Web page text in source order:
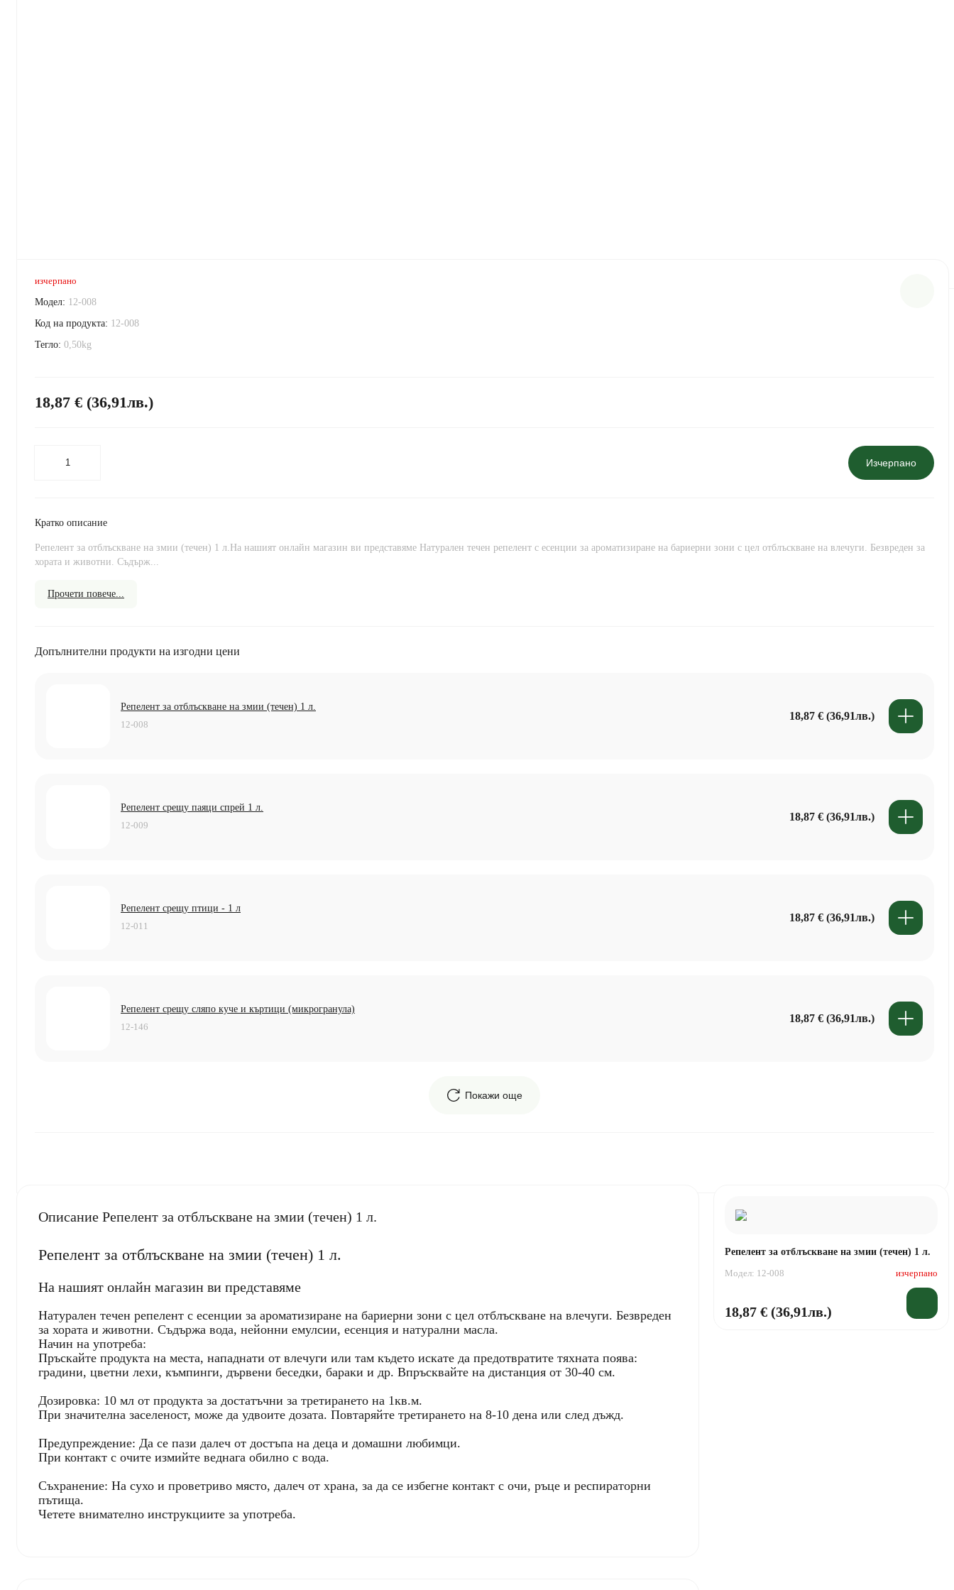
изчерпано
Модел: 12-008
Код на продукта: 12-008
Тегло: 0,50kg
18,87 € (36,91лв.)
Изчерпано
Кратко описание
Репелент за отблъскване на змии (течен) 1 л.На нашият онлайн магазин ви представяме Натурален течен репелент с есенции за ароматизиране на бариерни зони с цел отблъскване на влечуги. Безвреден за
хората и животни. Съдърж...
Прочети повече...
Допълнителни продукти на изгодни цени
Репелент за отблъскване на змии (течен) 1 л.
12-008
18,87 € (36,91лв.)
Репелент срещу паяци спрей 1 л.
12-009
18,87 € (36,91лв.)
Репелент срещу птици - 1 л
12-011
18,87 € (36,91лв.)
Репелент срещу сляпо куче и къртици (микрогранула)
12-146
18,87 € (36,91лв.)
Покажи още
Описание Репелент за отблъскване на змии (течен) 1 л.
Репелент за отблъскване на змии (течен) 1 л.
На нашият онлайн магазин ви представяме
Натурален течен репелент с есенции за ароматизиране на бариерни зони с цел отблъскване на влечуги. Безвреден
за хората и животни. Съдържа вода, нейонни емулсии, есенция и натурални масла.
Начин на употреба:
Пръскайте продукта на места, нападнати от влечуги или там където искате да предотвратите тяхната поява:
градини, цветни лехи, къмпинги, дървени беседки, бараки и др. Впръсквайте на дистанция от 30-40 см.
Дозировка: 10 мл от продукта за достатъчни за третирането на 1кв.м.
При значителна заселеност, може да удвоите дозата. Повтаряйте третирането на 8-10 дена или след дъжд.
Предупреждение: Да се пази далеч от достъпа на деца и домашни любимци.
При контакт с очите измийте веднага обилно с вода.
Съхранение: На сухо и проветриво място, далеч от храна, за да се избегне контакт с очи, ръце и респираторни
пътища.
Четете внимателно инструкциите за употреба.
Репелент за отблъскване на змии (течен) 1 л.
Модел: 12-008
изчерпано
18,87 € (36,91лв.)